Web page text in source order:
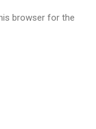
browser for the